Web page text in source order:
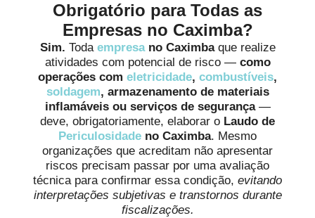
Obrigatório para Todas as
Empresas no Caximba?
Sim. Toda empresa no Caximbaque realize
atividades com potencial de risco — como
operações com eletricidade, combustíveis,
soldagem, armazenamento de materiais
inflamáveis ou serviços de segurança—
deve, obrigatoriamente, elaborar o Laudo de
Periculosidade no Caximba. Mesmo
organizações que acreditam não apresentar
riscos precisam passar por uma avaliação
técnica para confirmar essa condição, evitando
interpretações subjetivas e transtornos durante
fiscalizações.